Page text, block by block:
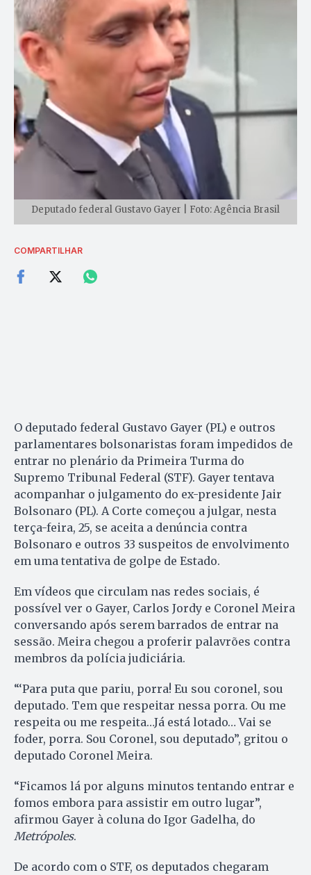
Deputado federal Gustavo Gayer | Foto: Agência Brasil
COMPARTILHAR
O deputado federal Gustavo Gayer (PL) e outros
parlamentares bolsonaristas foram impedidos de
entrar no plenário da Primeira Turma do
Supremo Tribunal Federal (STF). Gayer tentava
acompanhar o julgamento do ex-presidente Jair
Bolsonaro (PL). A Corte começou a julgar, nesta
terça-feira, 25, se aceita a denúncia contra
Bolsonaro e outros 33 suspeitos de envolvimento
em uma tentativa de golpe de Estado.
Em vídeos que circulam nas redes sociais, é
possível ver o Gayer, Carlos Jordy e Coronel Meira
conversando após serem barrados de entrar na
sessão. Meira chegou a proferir palavrões contra
membros da polícia judiciária.
“‘Para puta que pariu, porra! Eu sou coronel, sou
deputado. Tem que respeitar nessa porra. Ou me
respeita ou me respeita…Já está lotado… Vai se
foder, porra. Sou Coronel, sou deputado”, gritou o
deputado Coronel Meira.
“Ficamos lá por alguns minutos tentando entrar e
fomos embora para assistir em outro lugar”,
afirmou Gayer à coluna do Igor Gadelha, do
Metrópoles.
De acordo com o STF, os deputados chegaram